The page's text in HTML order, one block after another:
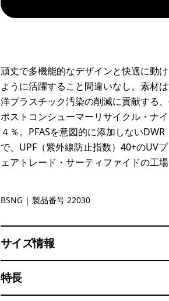
頑丈で多機能的なデザインと快適に動
ように活躍すること間違いなし。素材
洋プラスチック汚染の削減に貢献する
ポストコンシューマーリサイクル・ナ
４％。PFASを意図的に添加しない
で、UPF（紫外線防止指数）40+のUV
ェアトレード・サーティファイドの工
Basin Green
BSNG | 製品番号 22030
サイズ情報
特長